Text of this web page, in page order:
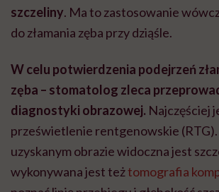
szczeliny. Ma to zastosowanie
do złamania zęba przy dziąśle.
W celu potwierdzenia podejrzeń
zęba – stomatolog zleca
diagnostyki obrazowej. Najczęściej
prześwietlenie rentgenowskie
uzyskanym obrazie widoczna jest
wykonywana jest teżtomografia